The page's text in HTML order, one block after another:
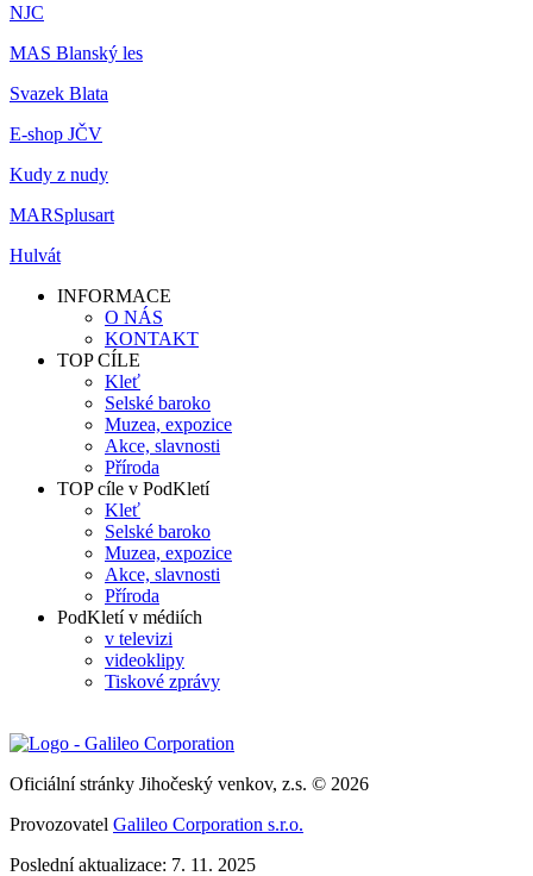
NJC
MAS Blanský les
Svazek Blata
E-shop JČV
Kudy z nudy
MARSplusart
Hulvát
INFORMACE
O NÁS
KONTAKT
TOP CÍLE
Kleť
Selské baroko
Muzea, expozice
Akce, slavnosti
Příroda
TOP cíle v PodKletí
Kleť
Selské baroko
Muzea, expozice
Akce, slavnosti
Příroda
PodKletí v médiích
v televizi
videoklipy
Tiskové zprávy
Oficiální stránky Jihočeský venkov, z.s. © 2026
Provozovatel Galileo Corporation s.r.o.
Poslední aktualizace: 7. 11. 2025